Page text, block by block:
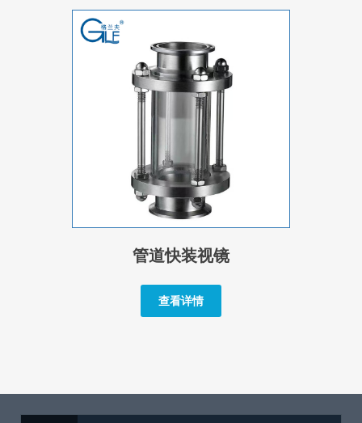
管道快装视镜
查看详情